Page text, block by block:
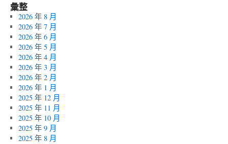
彙整
2026 年 8 月
2026 年 7 月
2026 年 6 月
2026 年 5 月
2026 年 4 月
2026 年 3 月
2026 年 2 月
2026 年 1 月
2025 年 12 月
2025 年 11 月
2025 年 10 月
2025 年 9 月
2025 年 8 月